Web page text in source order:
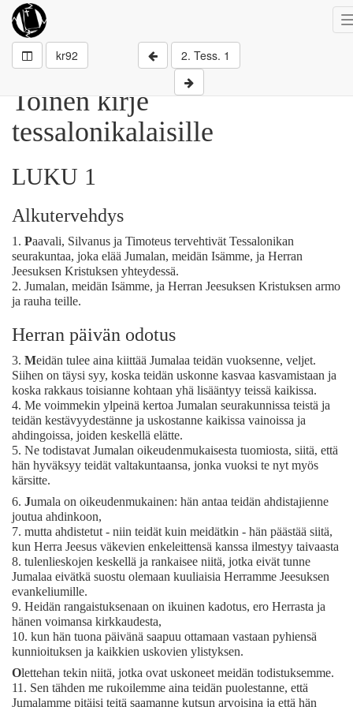
kr92
2. Tess. 1
Toinen kirje
tessalonikalaisille
LUKU 1
Alkutervehdys
1. Paavali, Silvanus ja Timoteus tervehtivät Tessalonikan
seurakuntaa, joka elää Jumalan, meidän Isämme, ja Herran
Jeesuksen Kristuksen yhteydessä.
2. Jumalan, meidän Isämme, ja Herran Jeesuksen Kristuksen armo
ja rauha teille.
Herran päivän odotus
3. Meidän tulee aina kiittää Jumalaa teidän vuoksenne, veljet.
Siihen on täysi syy, koska teidän uskonne kasvaa kasvamistaan ja
koska rakkaus toisianne kohtaan yhä lisääntyy teissä kaikissa.
4. Me voimmekin ylpeinä kertoa Jumalan seurakunnissa teistä ja
teidän kestävyydestänne ja uskostanne kaikissa vainoissa ja
ahdingoissa, joiden keskellä elätte.
5. Ne todistavat Jumalan oikeudenmukaisesta tuomiosta, siitä, että
hän hyväksyy teidät valtakuntaansa, jonka vuoksi te nyt myös
kärsitte.
6. Jumala on oikeudenmukainen: hän antaa teidän ahdistajienne
joutua ahdinkoon,
7. mutta ahdistetut - niin teidät kuin meidätkin - hän päästää siitä,
kun Herra Jeesus väkevien enkeleittensä kanssa ilmestyy taivaasta
8. tulenlieskojen keskellä ja rankaisee niitä, jotka eivät tunne
Jumalaa eivätkä suostu olemaan kuuliaisia Herramme Jeesuksen
evankeliumille.
9. Heidän rangaistuksenaan on ikuinen kadotus, ero Herrasta ja
hänen voimansa kirkkaudesta,
10. kun hän tuona päivänä saapuu ottamaan vastaan pyhiensä
kunnioituksen ja kaikkien uskovien ylistyksen.
Olettehan tekin niitä, jotka ovat uskoneet meidän todistuksemme.
11. Sen tähden me rukoilemme aina teidän puolestanne, että
Jumalamme pitäisi teitä saamanne kutsun arvoisina ja että hän